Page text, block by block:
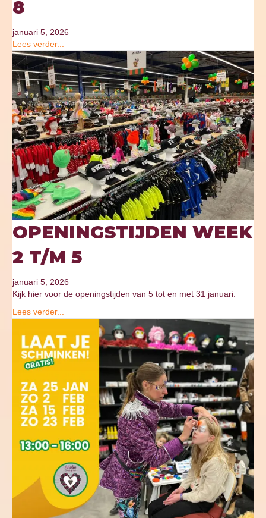
8
januari 5, 2026
Lees verder...
OPENINGSTIJDEN WEEK
2 T/M 5
januari 5, 2026
Kijk hier voor de openingstijden van 5 tot en met 31 januari.
Lees verder...